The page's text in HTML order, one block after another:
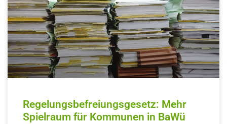
Regelungsbefreiungsgesetz: Mehr
Spielraum für Kommunen in BaWü